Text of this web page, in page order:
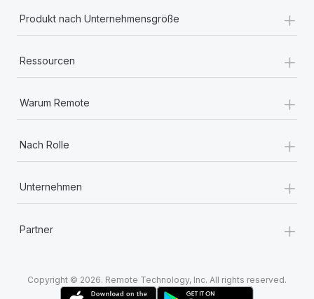
Produkt nach Unternehmensgröße +
Ressourcen +
Warum Remote +
Nach Rolle +
Unternehmen +
Partner +
Copyright © 2026. Remote Technology, Inc. All rights reserved.